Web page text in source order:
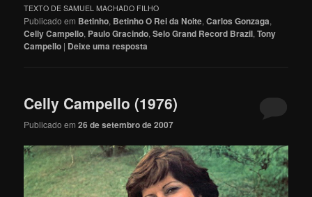
TEXTO DE SAMUEL MACHADO FILHO
Publicado em Betinho, Betinho O Rei da Noite,Carlos Gonzaga,
Celly Campello, Paulo Gracindo,Selo Grand Record Brazil,Tony
Campello | Deixe uma resposta
Celly Campello (1976)
Publicado em26 de setembro de 2007